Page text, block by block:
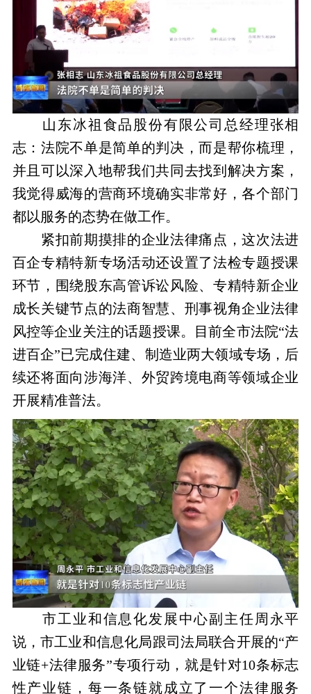
山东冰祖食品股份有限公司总经理张相
志：法院不单是简单的判决，而是帮你梳理，
并且可以深入地帮我们共同去找到解决方案，
我觉得威海的营商环境确实非常好，各个部门
都以服务的态势在做工作。
紧扣前期摸排的企业法律痛点，这次法进
百企专精特新专场活动还设置了法检专题授课
环节，围绕股东高管诉讼风险、专精特新企业
成长关键节点的法商智慧、刑事视角企业法律
风控等企业关注的话题授课。目前全市法院“法
进百企”已完成住建、制造业两大领域专场，后
续还将面向涉海洋、外贸跨境电商等领域企业
开展精准普法。
市工业和信息化发展中心副主任周永平
说，市工业和信息化局跟司法局联合开展的“产
业链+法律服务”专项行动，就是针对10条标志
性产业链，每一条链就成立了一个法律服务